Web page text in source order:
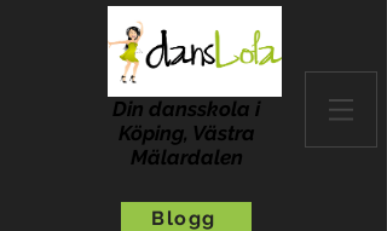
Din dansskola i
Köping, Västra
Mälardalen
Blogg